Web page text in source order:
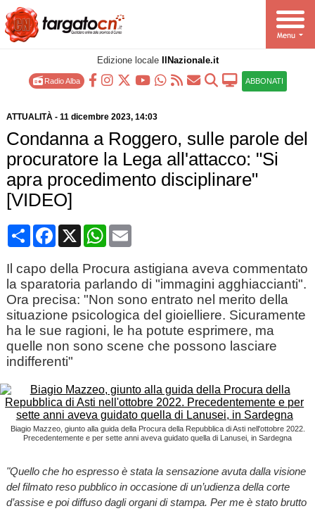
Edizione locale IlNazionale.it
Radio Alba ABBONATI
ATTUALITÀ- 11 dicembre 2023, 14:03
Condanna a Roggero, sulle parole del
procuratore la Lega all'attacco: "Si
apra procedimento disciplinare"
[VIDEO]
CondividiFacebook
X WhatsApp
Email
Il capo della Procura astigiana aveva commentato
la sparatoria parlando di "immagini agghiaccianti".
Ora precisa: "Non sono entrato nel merito della
situazione psicologica del gioielliere. Sicuramente
ha le sue ragioni, le ha potute esprimere, ma
quelle non sono scene che possono lasciare
indifferenti"
Biagio Mazzeo, giunto alla guida della Procura della Repubblica di Asti nell'ottobre 2022.
Precedentemente e per sette anni aveva guidato quella di Lanusei, in Sardegna
"Quello che ho espresso è stata la sensazione avuta dalla visione
del filmato reso pubblico in occasione di un’udienza della corte
d’assise e poi diffuso dagli organi di stampa. Per me è stato brutto